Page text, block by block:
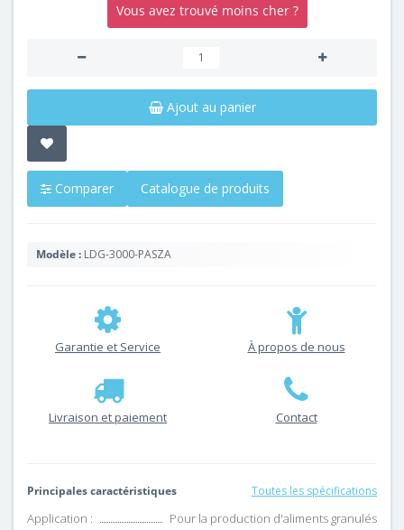
Vous avez trouvé moins cher ?
Ajout au panier
Comparer Catalogue de produits
Modèle : LDG-3000-PASZA
Garantie et Service À propos de nous
Livraison et paiement Contact
Principales caractéristiques Toutes les spécifications
Application :
Pour la production d'aliments granulés